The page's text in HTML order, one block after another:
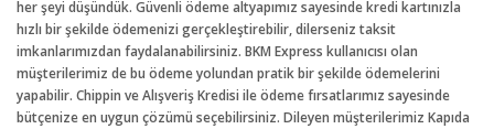
her şeyi düşündük. Güvenli ödeme altyapımız sayesinde kredi kartınızla
hızlı bir şekilde ödemenizi gerçekleştirebilir, dilerseniz taksit
imkanlarımızdan faydalanabilirsiniz. BKM Express kullanıcısı olan
müşterilerimiz de bu ödeme yolundan pratik bir şekilde ödemelerini
yapabilir. Chippin ve Alışveriş Kredisi ile ödeme fırsatlarımız sayesinde
bütçenize en uygun çözümü seçebilirsiniz. Dileyen müşterilerimiz Kapıda